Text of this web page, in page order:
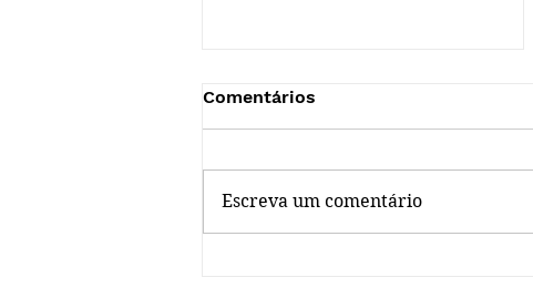
Comentários
Escreva um comentário